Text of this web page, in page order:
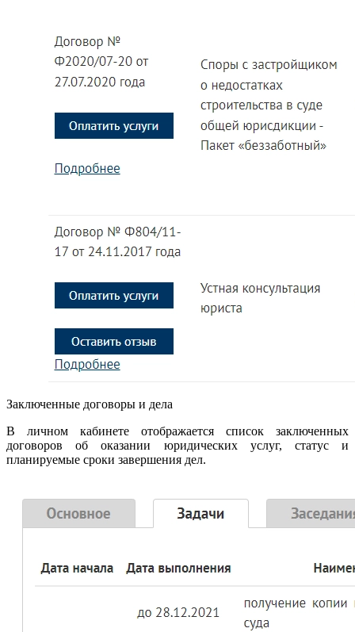
Заключенные договоры и дела
В личном кабинете отображается список заключенных
договоров об оказании юридических услуг, статус и
планируемые сроки завершения дел.